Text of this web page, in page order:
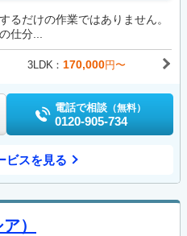
るだけの作業ではありません。
仕分...
3LDK 170,000円〜
電話で相談 （無料）
0120-905-734
ビスを見る
）